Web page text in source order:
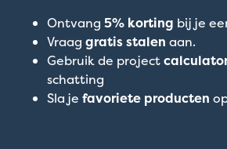
Ontvang 5% korting bij je
Vraag gratis stalen aan.
Gebruik de project
schatting
Sla je favoriete producten